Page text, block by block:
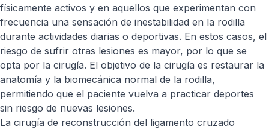
físicamente activos y en aquellos que experimentan con
frecuencia una sensación de inestabilidad en la rodilla
durante actividades diarias o deportivas. En estos casos, el
riesgo de sufrir otras lesiones es mayor, por lo que se
opta por la cirugía. El objetivo de la cirugía es restaurar la
anatomía y la biomecánica normal de la rodilla,
permitiendo que el paciente vuelva a practicar deportes
sin riesgo de nuevas lesiones.
La cirugía de reconstrucción del ligamento cruzado